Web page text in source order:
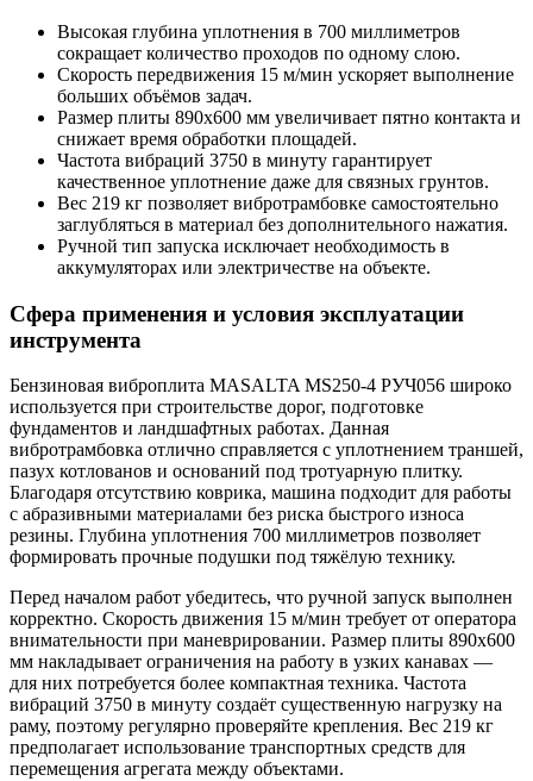
Высокая глубина уплотнения в 700 миллиметров
сокращает количество проходов по одному слою.
Скорость передвижения 15 м/мин ускоряет выполнение
больших объёмов задач.
Размер плиты 890x600 мм увеличивает пятно контакта и
снижает время обработки площадей.
Частота вибраций 3750 в минуту гарантирует
качественное уплотнение даже для связных грунтов.
Вес 219 кг позволяет вибротрамбовке самостоятельно
заглубляться в материал без дополнительного нажатия.
Ручной тип запуска исключает необходимость в
аккумуляторах или электричестве на объекте.
Сфера применения и условия эксплуатации
инструмента
Бензиновая виброплита MASALTA MS250-4 РУЧ056 широко
используется при строительстве дорог, подготовке
фундаментов и ландшафтных работах. Данная
вибротрамбовка отлично справляется с уплотнением траншей,
пазух котлованов и оснований под тротуарную плитку.
Благодаря отсутствию коврика, машина подходит для работы
с абразивными материалами без риска быстрого износа
резины. Глубина уплотнения 700 миллиметров позволяет
формировать прочные подушки под тяжёлую технику.
Перед началом работ убедитесь, что ручной запуск выполнен
корректно. Скорость движения 15 м/мин требует от оператора
внимательности при маневрировании. Размер плиты 890x600
мм накладывает ограничения на работу в узких канавах —
для них потребуется более компактная техника. Частота
вибраций 3750 в минуту создаёт существенную нагрузку на
раму, поэтому регулярно проверяйте крепления. Вес 219 кг
предполагает использование транспортных средств для
перемещения агрегата между объектами.